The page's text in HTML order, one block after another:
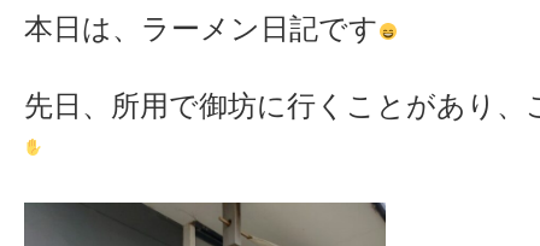
本日は、ラーメン日記です
先日、所用で御坊に行くことがあり